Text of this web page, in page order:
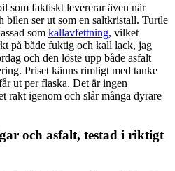
som faktiskt levererar även när
bilen ser ut som en saltkristall. Turtle
som kallavfettning, vilket
på både fuktig och kall lack, jag
och den löste upp både asfalt
Priset känns rimligt med tanke
ut per flaska. Det är ingen
rakt igenom och slår många dyrare
och asfalt, testad i riktigt